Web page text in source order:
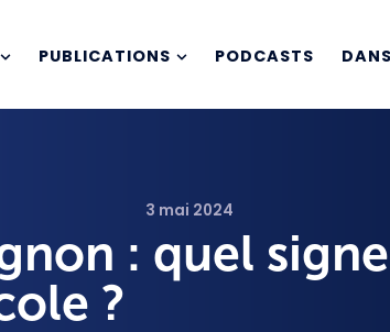
PUBLICATIONS PODCASTS
3 mai 2024
: quel
?